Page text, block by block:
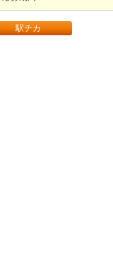
駅チカ